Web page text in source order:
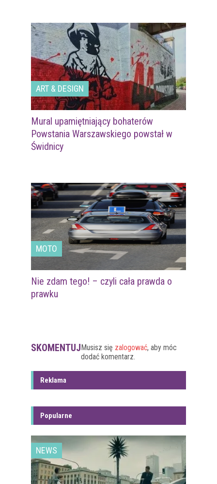
ART & DESIGN
Mural upamiętniający bohaterów
Powstania Warszawskiego powstał w
Świdnicy
MOTO
Nie zdam tego! – czyli cała prawda o
prawku
SKOMENTUJMusisz się zalogować, aby móc
dodać komentarz.
Reklama
Popularne
NEWS